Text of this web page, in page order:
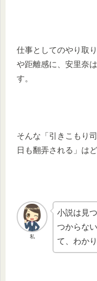
仕事としてのやり取
や距離感に、安里奈
す。
そんな「引きこもり
日も翻弄される」は
私
小説は見
つからな
て、わか